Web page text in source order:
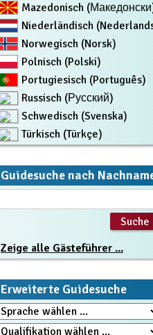
Mazedonisch
Niederländisch
Norwegisch (Norsk)
Polnisch (Polski)
Portugiesisch (Português)
Russisch (Русский)
Schwedisch (Svenska)
Türkisch (Türkçe)
Guidesuche nach
Zeige alle Gästeführer ...
Erweiterte Guidesuche